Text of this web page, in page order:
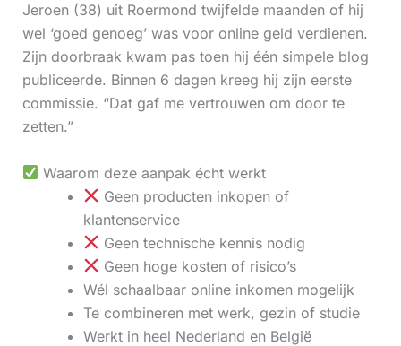
Jeroen (38) uit Roermond twijfelde maanden of hij
wel ‘goed genoeg’ was voor online geld verdienen.
Zijn doorbraak kwam pas toen hij één simpele blog
publiceerde. Binnen 6 dagen kreeg hij zijn eerste
commissie. “Dat gaf me vertrouwen om door te
zetten.”
Waarom deze aanpak écht werkt
Geen producten inkopen of
klantenservice
Geen technische kennis nodig
Geen hoge kosten of risico’s
Wél schaalbaar online inkomen mogelijk
Te combineren met werk, gezin of studie
Werkt in heel Nederland en België